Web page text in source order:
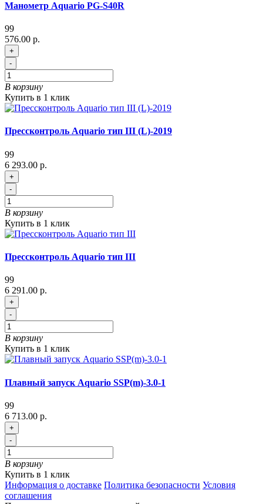
Манометр Aquario PG-S40R
99
576.00 р.
+
-
В корзину
Купить в 1 клик
Прессконтроль Aquario тип III (L)-2019
99
6 293.00 р.
+
-
В корзину
Купить в 1 клик
Прессконтроль Aquario тип III
99
6 291.00 р.
+
-
В корзину
Купить в 1 клик
Плавный запуск Aquario SSP(m)-3.0-1
99
6 713.00 р.
+
-
В корзину
Купить в 1 клик
Информация о доставке Политика безопасности Условия
соглашения